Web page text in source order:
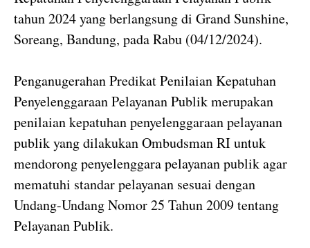
tahun 2024 yang berlangsung di Grand Sunshine,
Soreang, Bandung, pada Rabu (04/12/2024).
Penganugerahan Predikat Penilaian Kepatuhan
Penyelenggaraan Pelayanan Publik merupakan
penilaian kepatuhan penyelenggaraan pelayanan
publik yang dilakukan Ombudsman RI untuk
mendorong penyelenggara pelayanan publik agar
mematuhi standar pelayanan sesuai dengan
Undang-Undang Nomor 25 Tahun 2009 tentang
Pelayanan Publik.